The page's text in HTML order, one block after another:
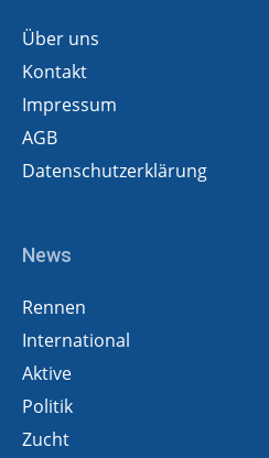
Über uns
Kontakt
Impressum
AGB
Datenschutzerklärung
News
Rennen
International
Aktive
Politik
Zucht